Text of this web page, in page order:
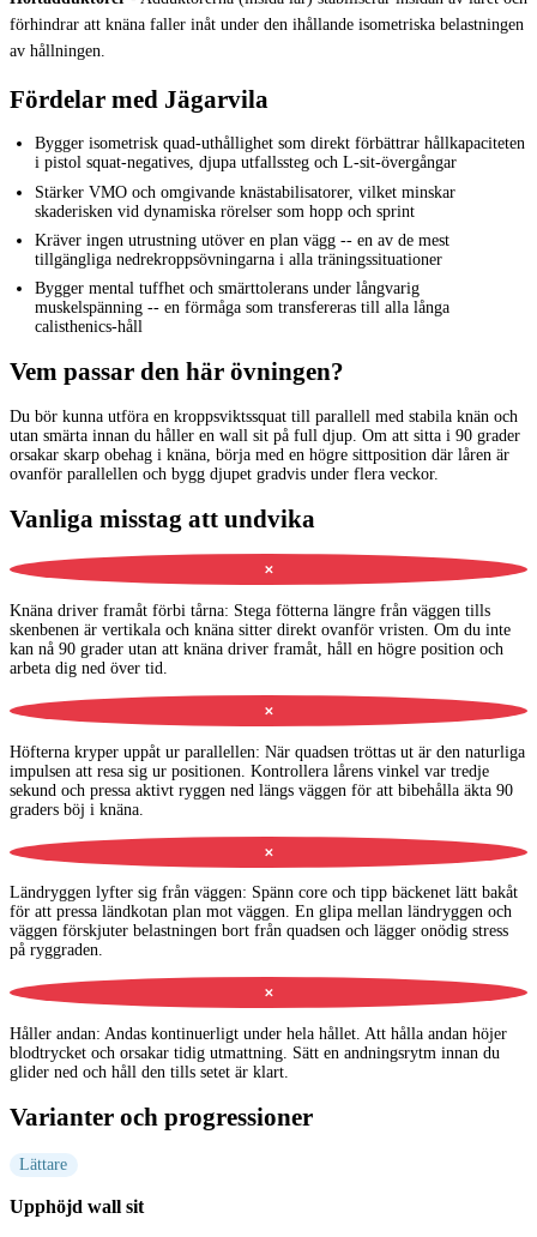
förhindrar att knäna faller inåt under den ihållande isometriska belastningen
av hållningen.
Fördelar med Jägarvila
Bygger isometrisk quad-uthållighet som direkt förbättrar hållkapaciteten
i pistol squat-negatives, djupa utfallssteg och L-sit-övergångar
Stärker VMO och omgivande knästabilisatorer, vilket minskar
skaderisken vid dynamiska rörelser som hopp och sprint
Kräver ingen utrustning utöver en plan vägg -- en av de mest
tillgängliga nedrekroppsövningarna i alla träningssituationer
Bygger mental tuffhet och smärttolerans under långvarig
muskelspänning -- en förmåga som transfereras till alla långa
calisthenics-håll
Vem passar den här övningen?
Du bör kunna utföra en kroppsviktssquat till parallell med stabila knän och
utan smärta innan du håller en wall sit på full djup. Om att sitta i 90 grader
orsakar skarp obehag i knäna, börja med en högre sittposition där låren är
ovanför parallellen och bygg djupet gradvis under flera veckor.
Vanliga misstag att undvika
✕
Knäna driver framåt förbi tårna: Stega fötterna längre från väggen tills
skenbenen är vertikala och knäna sitter direkt ovanför vristen. Om du inte
kan nå 90 grader utan att knäna driver framåt, håll en högre position och
arbeta dig ned över tid.
✕
Höfterna kryper uppåt ur parallellen: När quadsen tröttas ut är den naturliga
impulsen att resa sig ur positionen. Kontrollera lårens vinkel var tredje
sekund och pressa aktivt ryggen ned längs väggen för att bibehålla äkta 90
graders böj i knäna.
✕
Ländryggen lyfter sig från väggen: Spänn core och tipp bäckenet lätt bakåt
för att pressa ländkotan plan mot väggen. En glipa mellan ländryggen och
väggen förskjuter belastningen bort från quadsen och lägger onödig stress
på ryggraden.
✕
Håller andan: Andas kontinuerligt under hela hållet. Att hålla andan höjer
blodtrycket och orsakar tidig utmattning. Sätt en andningsrytm innan du
glider ned och håll den tills setet är klart.
Varianter och progressioner
Lättare
Upphöjd wall sit